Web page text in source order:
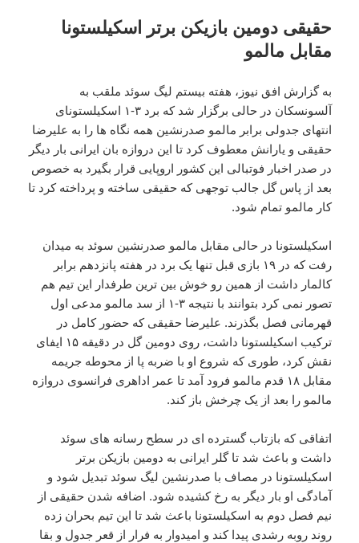
حقیقی دومین بازیکن برتر اسکیلستونا
مقابل مالمو
به گزارش افق نیوز، هفته بیستم لیگ سوئد ملقب به
آلسونسکان در حالی برگزار شد که برد ۳-۱ اسکیلستونای
انتهای جدولی برابر مالمو صدرنشین همه نگاه ها را به علیرضا
حقیقی و یارانش معطوف کرد تا این دروازه بان ایرانی بار دیگر
در صدر اخبار فوتبالی این کشور اروپایی قرار بگیرد به خصوص
بعد از پاس گل جالب توجهی که حقیقی ساخته و پرداخته کرد تا
کار مالمو تمام شود.
اسکیلستونا در حالی مقابل مالمو صدرنشین سوئد به میدان
رفت که در ۱۹ بازی قبل تنها یک برد در هفته پانزدهم برابر
کالمار داشت از همین رو خوش بین ترین طرفدار این تیم هم
تصور نمی کرد بتوانند با نتیجه ۳-۱ از سد مالمو مدعی اول
قهرمانی فصل بگذرند. علیرضا حقیقی که حضور کامل در
ترکیب اسکیلستونا داشت، روی دومین گل در دقیقه ۱۵ ایفای
نقش کرد، طوری که شروع او با ضربه پا از محوطه جریمه
مقابل ۱۸ قدم مالمو فرود آمد تا عمر اداهری فرانسوی دروازه
مالمو را بعد از یک چرخش باز کند.
اتفاقی که بازتاب گسترده ای در سطح رسانه های سوئد
داشت و باعث شد تا گلر ایرانی به دومین بازیکن برتر
اسکیلستونا در مصاف با صدرنشین لیگ سوئد تبدیل شود و
آمادگی او بار دیگر به رخ کشیده شود. اضافه شدن حقیقی از
نیم فصل دوم به اسکیلستونا باعث شد تا این تیم بحران زده
روند روبه رشدی پیدا کند و امیدوار به فرار از قعر جدول و بقا